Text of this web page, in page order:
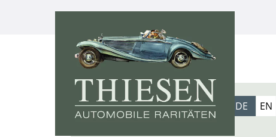
1967 DE EN